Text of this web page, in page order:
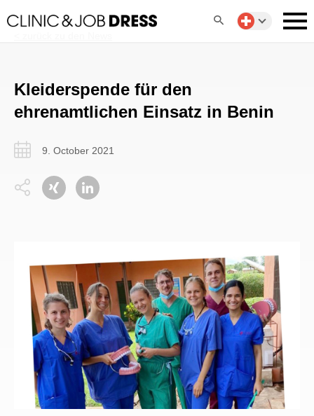
Kleiderspende für den
ehrenamtlichen Einsatz in Benin
9. October 2021